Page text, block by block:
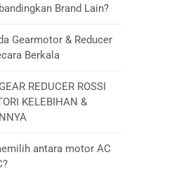
Brand Lain?
Gearmotor & Reducer
Berkala
REDUCER ROSSI
KELEBIHAN &
antara motor AC